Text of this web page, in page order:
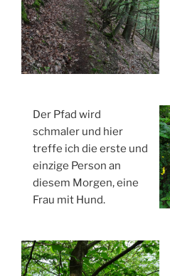
Der Pfad wird
schmaler und hier
treffe ich die erste und
einzige Person an
diesem Morgen, eine
Frau mit Hund.